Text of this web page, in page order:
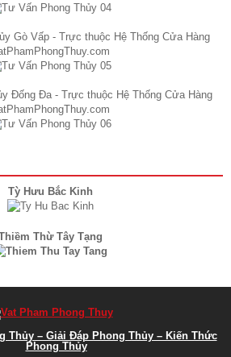
Tỳ Hưu Bắc Kinh
Thừ Tây Tạng
Thủy – Giải Đáp Phong Thủy – Kiến Thức
Phong Thủy